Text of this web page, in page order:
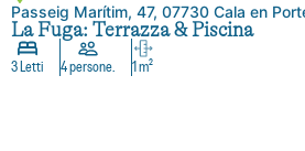
Passeig Marítim, 47, 07730 Cala en
La Fuga: Terrazza & Piscina
3 Letti 4 persone. 1 m²